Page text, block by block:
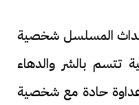
المسلسل شخصية
تتسم بالشر والدهاء
حادة مع شخصية